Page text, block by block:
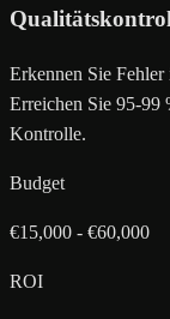
Erkennen Sie
Erreichen Sie 95-99
Kontrolle.
Budget
€15,000 - €60,000
ROI